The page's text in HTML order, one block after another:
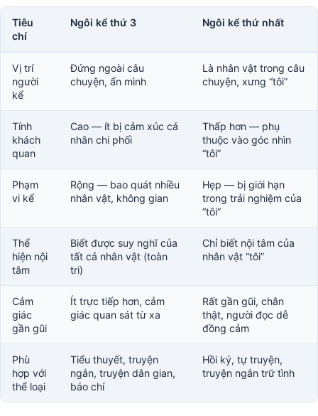
Tiêu
chí
Ngôi kể thứ 3 Ngôi kể thứ nhất
Vị trí
người
kể
Đứng ngoài câu
chuyện, ẩn mình
Là nhân vật trong câu
chuyện, xưng “tôi”
Tính
khách
quan
Cao — ít bị cảm xúc cá
nhân chi phối
Thấp hơn — phụ
thuộc vào góc nhìn
“tôi”
Phạm
vi kể
Rộng — bao quát nhiều
nhân vật, không gian
Hẹp — bị giới hạn
trong trải nghiệm của
“tôi”
Thể
hiện nội
tâm
Biết được suy nghĩ của
tất cả nhân vật (toàn
tri)
Chỉ biết nội tâm của
nhân vật “tôi”
Cảm
giác
gần gũi
Ít trực tiếp hơn, cảm
giác quan sát từ xa
Rất gần gũi, chân
thật, người đọc dễ
đồng cảm
Phù
hợp với
thể loại
Tiểu thuyết, truyện
ngắn, truyện dân gian,
báo chí
Hồi ký, tự truyện,
truyện ngắn trữ tình